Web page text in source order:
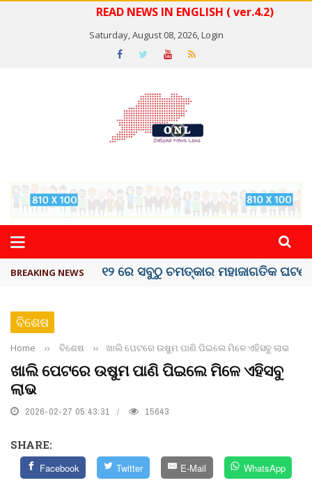
READ NEWS IN ENGLISH ( ver.4.2)
Saturday, August 08, 2026,Login
BREAKING NEWS କେରଳରେ ‘ରାଟ୍ ଫିଭର୍’ ଆତଙ୍କ, ୫୮ ମୃତ
ବିଶେଷ
Home ›› ବିଶେଷ ›› ଖାଲି ପେଟରେ ଉଷୁମ ପାଣି ପିଇଲେ ମିଳେ ଏହିସବୁ ଲାଭ
ଖାଲି ପେଟରେ ଉଷୁମ ପାଣି ପିଇଲେ ମିଳେ ଏହିସବୁ
ଲାଭ
2026-02-27 05:43:31 15643
SHARE:
Facebook Twitter E-Mail WhatsApp